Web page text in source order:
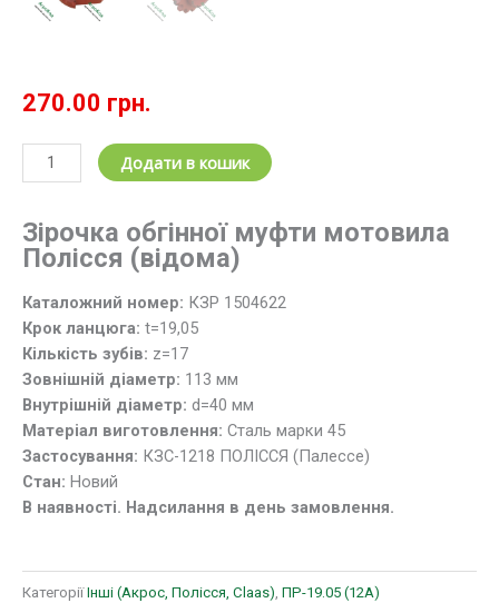
270.00 грн.
Зірочка
обгінної
мотовила
ведена
1504622
(z=17;
t=19.05)
Полісся
кількість
Додати в кошик
Зірочка обгінної муфти мотовила
Полісся (відома)
Каталожний номер: КЗР 1504622
Крок ланцюга: t=19,05
Кількість зубів: z=17
Зовнішній діаметр: 113 мм
Внутрішній діаметр: d=40 мм
Матеріал виготовлення: Сталь марки 45
Застосування: КЗС-1218 ПОЛІССЯ (Палессе)
Стан: Новий
В наявності. Надсилання в день замовлення.
Категорії Інші (Акрос, Полісся, Claas) ПР-19.05 (12A)